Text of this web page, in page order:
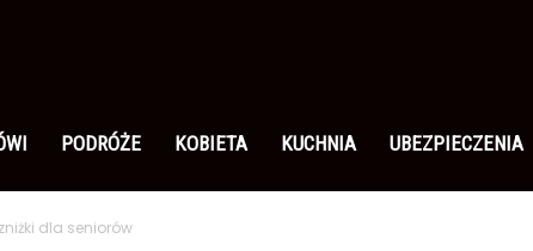
PODRÓŻE KOBIETA KUCHNIA UBEZPIECZENIA
dla seniorów